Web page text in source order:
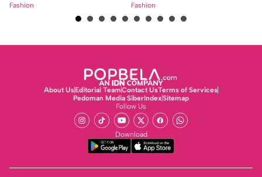
Fashion
Fashion
About UsEditorial TeamContact UsTerms of Services
Pedoman Media SiberIndexSitemap
Follow Us
Download